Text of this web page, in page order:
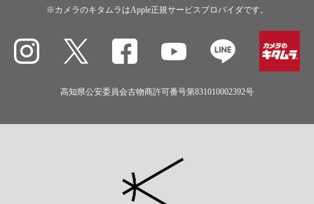
※カメラのキタムラはApple正規サービスプロバイダです。
高知県公安委員会古物商許可番号第831010002392号